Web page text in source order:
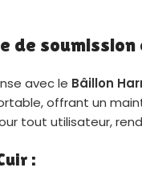
de
avec le Bâillon
offrant un
tout utilisateur,
: